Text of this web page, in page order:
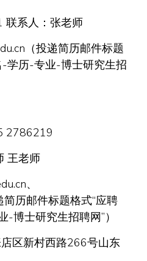
系人：张老师
（投递简历邮件标题
学历-专业-博士研究生招
2786219
王老师
、
历邮件标题格式“应聘
博士研究生招聘网”）
区新村西路266号山东